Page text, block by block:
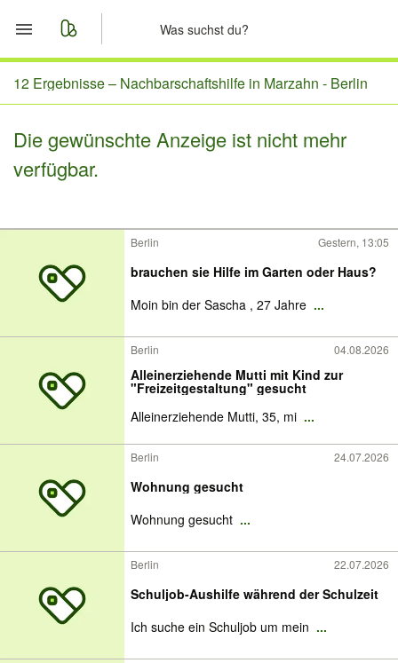
Start
Nachrichten
12 Ergebnisse – Nachbarschaftshilfe in Marzahn - Berlin
Die gewünschte Anzeige ist nicht mehr
verfügbar.
Berlin Gestern, 13:05
brauchen sie Hilfe im Garten oder Haus?
Moin bin der Sascha , 27 Jahre ...
Berlin 04.08.2026
Alleinerziehende Mutti mit Kind zur
"Freizeitgestaltung" gesucht
Alleinerziehende Mutti, 35, mi ...
Berlin 24.07.2026
Wohnung gesucht
Wohnung gesucht ...
Berlin 22.07.2026
Schuljob-Aushilfe während der Schulzeit
Ich suche ein Schuljob um mein ...